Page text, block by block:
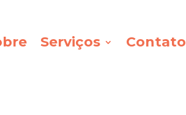
Serviços Contato